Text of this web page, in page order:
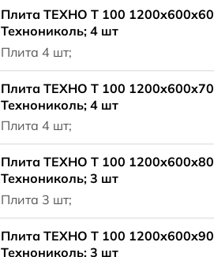
Плита ТЕХНО Т 100 1200x600x60
Технониколь; 4 шт
Плита 4 шт;
Плита ТЕХНО Т 100 1200x600x70
Технониколь; 4 шт
Плита 4 шт;
Плита ТЕХНО Т 100 1200x600x80
Технониколь; 3 шт
Плита 3 шт;
Плита ТЕХНО Т 100 1200x600x90
Технониколь; 3 шт